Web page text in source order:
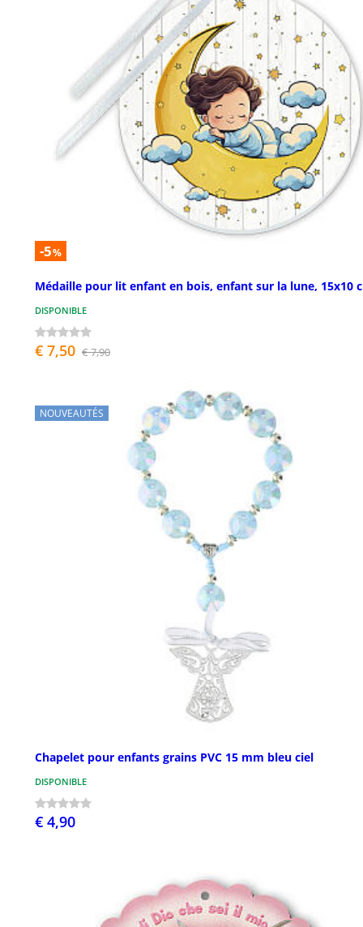
-5%
Médaille pour lit enfant en bois, enfant sur la lune, 15x10
DISPONIBLE
€ 7,50 € 7,90
NOUVEAUTÉS
Chapelet pour enfants grains PVC 15 mm bleu ciel
DISPONIBLE
€ 4,90